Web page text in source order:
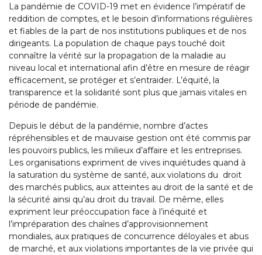
La pandémie de COVID-19 met en évidence l’impératif de
reddition de comptes, et le besoin d’informations régulières
et fiables de la part de nos institutions publiques et de nos
dirigeants. La population de chaque pays touché doit
connaître la vérité sur la propagation de la maladie au
niveau local et international afin d’être en mesure de réagir
efficacement, se protéger et s’entraider. L’équité, la
transparence et la solidarité sont plus que jamais vitales en
période de pandémie.
Depuis le début de la pandémie, nombre d’actes
répréhensibles et de mauvaise gestion ont été commis par
les pouvoirs publics, les milieux d’affaire et les entreprises.
Les organisations expriment de vives inquiétudes quand à
la saturation du système de santé, aux violations du droit
des marchés publics, aux atteintes au droit de la santé et de
la sécurité ainsi qu’au droit du travail. De même, elles
expriment leur préoccupation face à l’inéquité et
l’impréparation des chaînes d’approvisionnement
mondiales, aux pratiques de concurrence déloyales et abus
de marché, et aux violations importantes de la vie privée qui